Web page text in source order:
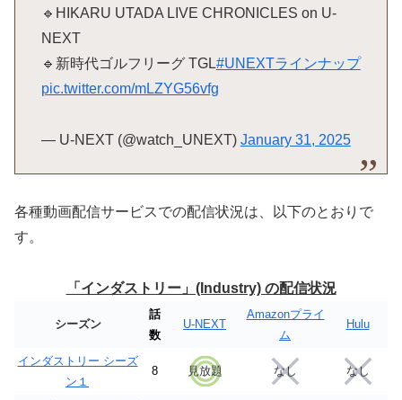
🔹HIKARU UTADA LIVE CHRONICLES on U-
NEXT
🔹新時代ゴルフリーグ TGL#UNEXTラインナップ
pic.twitter.com/mLZYG56vfg
— U-NEXT (@watch_UNEXT) January 31, 2025
各種動画配信サービスでの配信状況は、以下のとおりで
す。
「インダストリー」(Industry) の配信状況
シーズン
話
数
U-NEXT
Amazonプライ
ム
Hulu
インダストリー シーズ
ン１
8 見放題 なし なし